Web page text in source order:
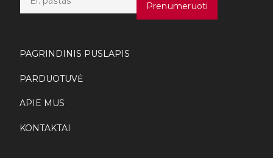
a
*
Prenumeruoti
PAGRINDINIS PUSLAPIS
PARDUOTUVĖ
APIE MUS
KONTAKTAI